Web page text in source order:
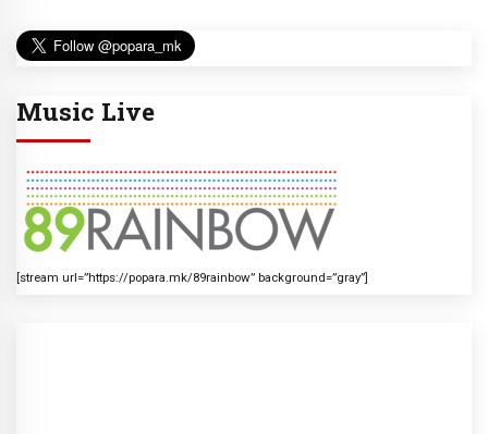
Music Live
[stream url=”https://popara.mk/89rainbow” background=”gray”]